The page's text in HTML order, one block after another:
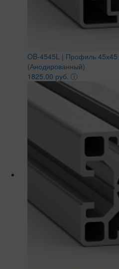
OB-4545L | Профиль
(Анодированный)
1825.00 руб. ⓘ